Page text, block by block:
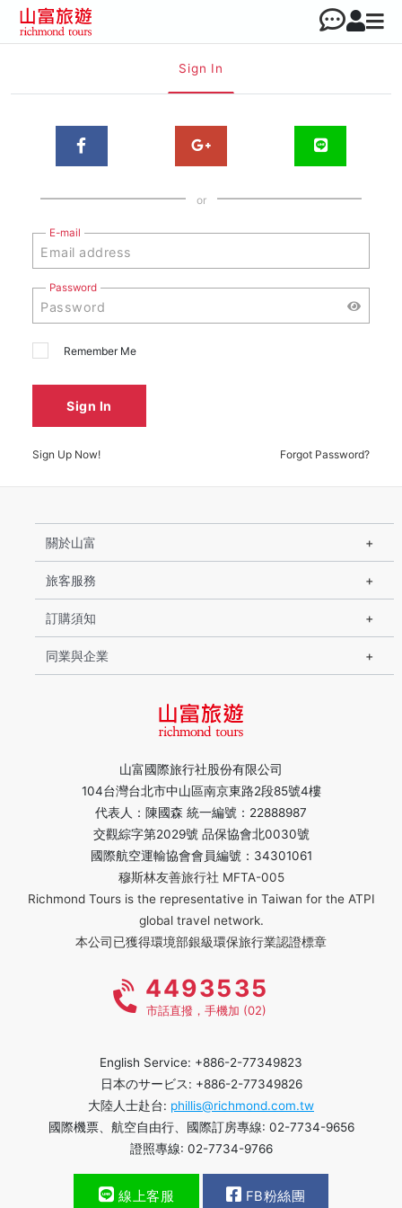
Sign In
or
E-mail
Password
Remember Me
Sign In
Sign Up Now! Forgot Password?
山富國際旅行社股份有限公司
104台灣台北市中山區南京東路2段85號4樓
代表人：陳國森 統一編號：22888987
交觀綜字第2029號 品保協會北0030號
國際航空運輸協會會員編號：34301061
穆斯林友善旅行社 MFTA-005
Richmond Tours is the representative in Taiwan for the ATPI
global travel network.
本公司已獲得環境部銀級環保旅行業認證標章
關於山富
旅客服務
訂購須知
同業與企業
4493535
市話直撥，手機加 (02)
English Service: +886-2-77349823
日本のサービス: +886-2-77349826
大陸人士赴台: phillis@richmond.com.tw
國際機票、航空自由行、國際訂房專線: 02-7734-9656
證照專線: 02-7734-9766
線上客服 FB粉絲團